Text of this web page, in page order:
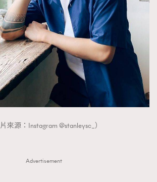
片來源：Instagram @stanleysc_）
Advertisement